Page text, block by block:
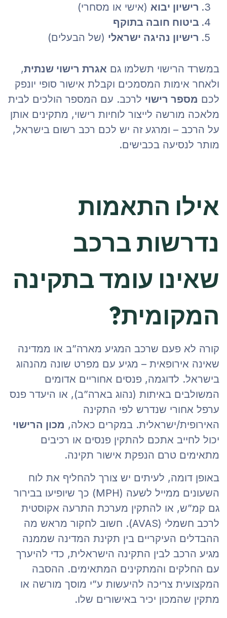
רישיון יבוא(אישי או מסחרי)
ביטוח חובה בתוקף
רישיון נהיגה ישראלי(של הבעלים)
במשרד הרישוי תשלמו גםאגרת רישוי שנתית,
ולאחר אימות המסמכים וקבלת אישור סופי יונפק
לכםמספר רישוילרכב. עם המספר הולכים לבית
מלאכה מורשה לייצור לוחיות רישוי, מתקינים אותן
על הרכב – ומרגע זה יש לכם רכב רשום בישראל,
מותר לנסיעה בכבישים.
אילו התאמות
נדרשות ברכב
שאינו עומד בתקינה
המקומית?
קורה לא פעם שרכב המגיע מארה”ב או ממדינה
שאינה אירופאית – מגיע עם מפרט שונה מהנהוג
בישראל. לדוגמה, פנסים אחוריים אדומים
המשולבים באיתות (נהוג בארה”ב), או היעדר פנס
ערפל אחורי שנדרש לפי התקינה
האירופית/ישראלית. במקרים כאלה,מכון הרישוי
יכול לחייב אתכם להתקין פנסים או רכיבים
מתאימים טרם הנפקת אישור תקינה.
באופן דומה, לעיתים יש צורך להחליף את לוח
השעונים ממייל לשעה (MPH) כך שיופיעו בבירור
גם קמ”ש, או להתקין מערכת התרעה אקוסטית
לרכב חשמלי (AVAS). חשוב לחקור מראש מה
ההבדלים העיקריים בין תקינת המדינה שממנה
מגיע הרכב לבין התקינה הישראלית, כדי להיערך
עם החלקים והמתקינים המתאימים. ההסבה
המקצועית צריכה להיעשות ע”י מוסך מורשה או
מתקין שהמכון יכיר באישורים שלו.